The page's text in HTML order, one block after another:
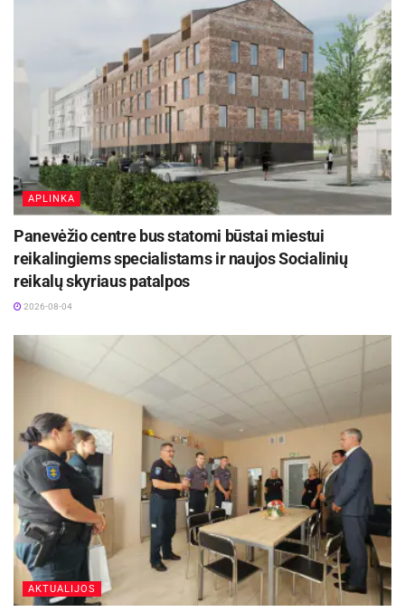
APLINKA
Panevėžio centre bus statomi būstai miestui
reikalingiems specialistams ir naujos Socialinių
reikalų skyriaus patalpos
2026-08-04
AKTUALIJOS